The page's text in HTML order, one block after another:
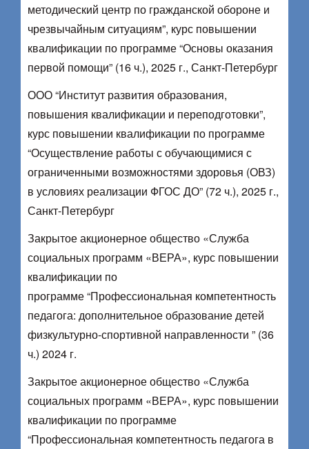
методический центр по гражданской обороне и
чрезвычайным ситуациям”, курс повышении
квалификации по программе “Основы оказания
первой помощи” (16 ч.), 2025 г., Санкт-Петербург
ООО “Институт развития образования,
повышения квалификации и переподготовки”,
курс повышении квалификации по программе
“Осуществление работы с обучающимися с
ограниченными возможностями здоровья (ОВЗ)
в условиях реализации ФГОС ДО” (72 ч.), 2025 г.,
Санкт-Петербург
Закрытое акционерное общество «Служба
социальных программ «ВЕРА», курс повышении
квалификации по
программе “Профессиональная компетентность
педагога: дополнительное образование детей
физкультурно-спортивной направленности ” (36
ч.) 2024 г.
Закрытое акционерное общество «Служба
социальных программ «ВЕРА», курс повышении
квалификации по программе
“Профессиональная компетентность педагога в